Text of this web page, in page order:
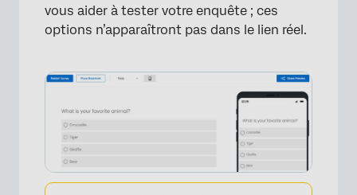
vous aider à tester votre enquête ; ces
options n’apparaîtront pas dans le lien réel.